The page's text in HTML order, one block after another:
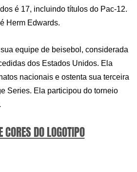
é 17, incluindo títulos do Pac-12.
Herm Edwards.
equipe de beisebol, considerada
dos Estados Unidos. Ela
nacionais e ostenta sua terceira
Series. Ela participou do torneio
CORES DO LOGOTIPO